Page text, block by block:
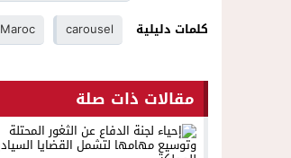
كلمات دليلية
carousel
Maroc
مقالات ذات صلة